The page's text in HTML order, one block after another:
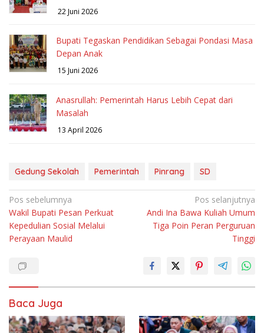
22 Juni 2026
Bupati Tegaskan Pendidikan Sebagai Pondasi Masa
Depan Anak
15 Juni 2026
Anasrullah: Pemerintah Harus Lebih Cepat dari
Masalah
13 April 2026
Gedung Sekolah Pemerintah Pinrang SD
Navigasi
pos
Pos sebelumnya
Wakil Bupati Pesan Perkuat
Kepedulian Sosial Melalui
Perayaan Maulid
Pos selanjutnya
Andi Ina Bawa Kuliah Umum
Tiga Poin Peran Perguruan
Tinggi
Baca Juga